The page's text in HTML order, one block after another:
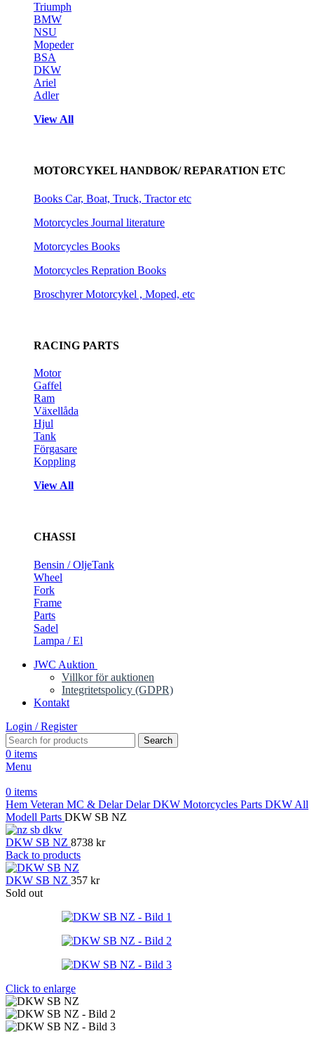
Triumph
BMW
NSU
Mopeder
BSA
DKW
Ariel
Adler
View All
MOTORCYKEL HANDBOK/ REPARATION ETC
Books Car, Boat, Truck, Tractor etc
Motorcycles Journal literature
Motorcycles Books
Motorcycles Repration Books
Broschyrer Motorcykel , Moped, etc
RACING PARTS
Motor
Gaffel
Ram
Växellåda
Hjul
Tank
Förgasare
Koppling
View All
CHASSI
Bensin / OljeTank
Wheel
Fork
Frame
Parts
Sadel
Lampa / El
JWC Auktion
Villkor för auktionen
Integritetspolicy (GDPR)
Kontakt
Login / Register
Search
0 items
Menu
0 items
Hem Veteran MC & DelarDelarDKW Motorcycles Parts DKW All
Modell Parts DKW SB NZ
DKW SB NZ 8738 kr
Back to products
DKW SB NZ 357 kr
Sold out
Click to enlarge